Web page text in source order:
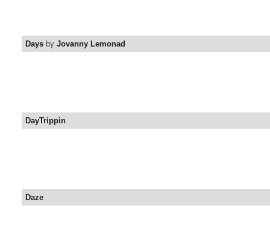
Days by Jovanny Lemonad
DayTrippin
Daze